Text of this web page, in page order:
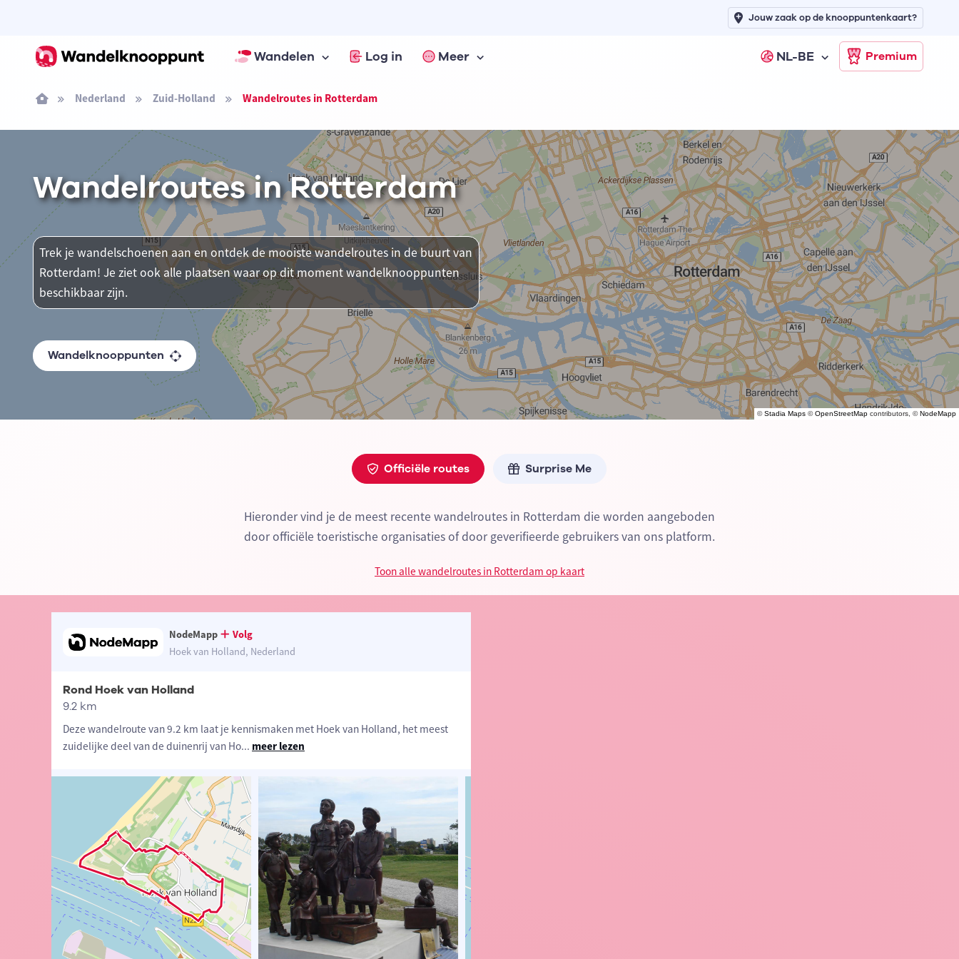
Wandelen Log in Meer NL-BE Premium
Jouw zaak op de knooppuntenkaart?
Nederland Zuid-Holland Wandelroutes in Rotterdam
©Stadia Maps ©OpenStreetMap contributors, ©NodeMapp
Wandelroutes in Rotterdam
Trek je wandelschoenen aan en ontdek de mooiste wandelroutes in de buurt van
Rotterdam! Je ziet ook alle plaatsen waar op dit moment wandelknooppunten
beschikbaar zijn.
Wandelknooppunten
Officiële routes Surprise Me
Hieronder vind je de meest recente wandelroutes in Rotterdam die worden aangeboden
door officiële toeristische organisaties of door geverifieerde gebruikers van ons platform.
Toon alle wandelroutes in Rotterdam op kaart
NodeMapp
Volg
Hoek van Holland, Nederland
Rond Hoek van Holland
9.2 km
Deze wandelroute van 9.2 km laat je kennismaken met Hoek van Holland, het meest
zuidelijke deel van de duinenrij van Ho... meer lezen